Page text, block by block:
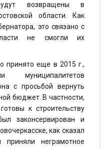
возвращены в
области. Как
это связано с
не смогли их
принято еще в 2015 г.,
муниципалитетов
с просьбой вернуть
бюджет. В частности,
к строительству
законсервирован и
как сказал
приняли неграмотное